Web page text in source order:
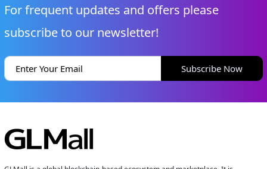
For frequent updates and offers please
subscribe to our newsletter!
Subscribe Now